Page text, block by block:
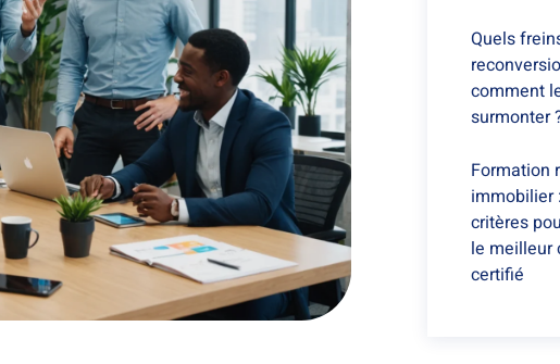
Quels
comment
surmonter
Formation
immobilier
critères
le meilleur
certifié